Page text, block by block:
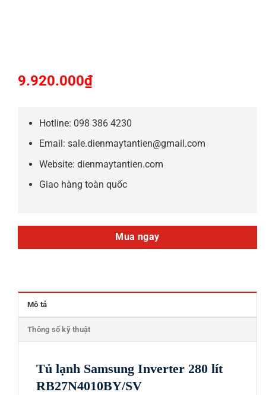
9.920.000₫
Hotline: 098 386 4230
Email: sale.dienmaytantien@gmail.com
Website: dienmaytantien.com
Giao hàng toàn quốc
Mua ngay
Mô tả
Thông số kỹ thuật
Tủ lạnh Samsung Inverter 280 lít
RB27N4010BY/SV